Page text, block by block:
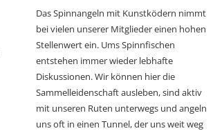
Das Spinnangeln mit Kunstködern nimmt
bei vielen unserer Mitglieder einen hohen
Stellenwert ein. Ums Spinnfischen
entstehen immer wieder lebhafte
Diskussionen. Wir können hier die
Sammelleidenschaft ausleben, sind aktiv
mit unseren Ruten unterwegs und angeln
uns oft in einen Tunnel, der uns weit weg